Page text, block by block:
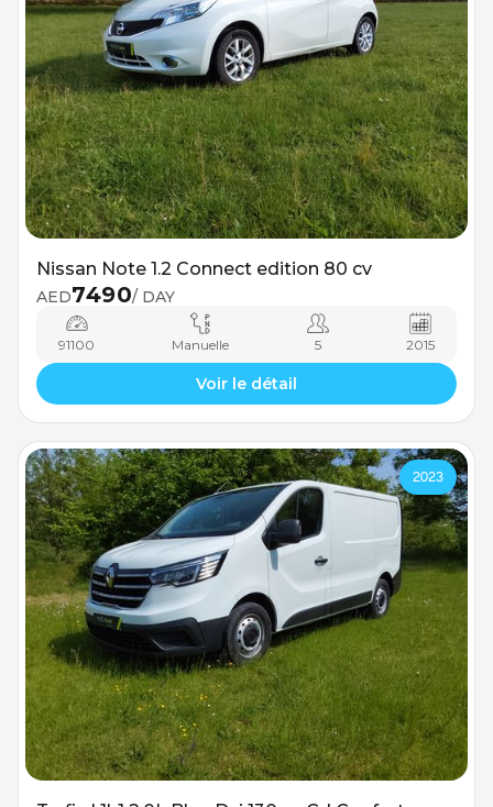
Nissan Note 1.2 Connect edition 80 cv
AED7490/ DAY
91100 Manuelle 5 2015
Voir le détail
2023